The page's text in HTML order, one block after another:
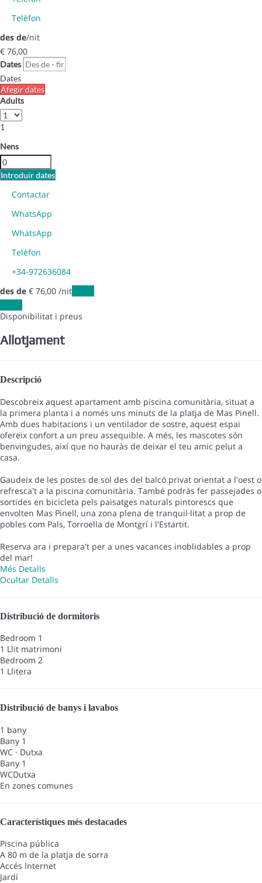
Telèfon
des de/nit
€ 76,00
Dates
Dates
Afegir dates
Adults
1
Nens
Introduïr dates
Contactar
WhatsApp
WhatsApp
Telèfon
+34-972636084
des de € 76,00 /nit
Disponibilitat i preus
Allotjament
Descripció
Descobreix aquest apartament amb piscina comunitària, situat a
la primera planta i a només uns minuts de la platja de Mas Pinell.
Amb dues habitacions i un ventilador de sostre, aquest espai
ofereix confort a un preu assequible. A més, les mascotes són
benvingudes, així que no hauràs de deixar el teu amic pelut a
casa.
Gaudeix de les postes de sol des del balcó privat orientat a l'oest o
refresca't a la piscina comunitària. També podràs fer passejades o
sortides en bicicleta pels paisatges naturals pintorescs que
envolten Mas Pinell, una zona plena de tranquil·litat a prop de
pobles com Pals, Torroella de Montgrí i l'Estartit.
Reserva ara i prepara't per a unes vacances inoblidables a prop
del mar!
Més Detalls
Ocultar Detalls
Distribució de dormitoris
Bedroom 1
1 Llit matrimoni
Bedroom 2
1 Llitera
Distribució de banys i lavabos
1 bany
Bany 1
WC · Dutxa
Bany 1
WCDutxa
En zones comunes
Característiques més destacades
Piscina pública
A 80 m de la platja de sorra
Accés Internet
Jardí